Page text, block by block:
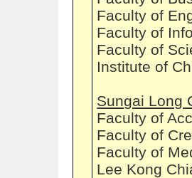
Faculty of
Faculty of
Faculty of
Institute of
Sungai Long
Faculty of
Faculty of
Faculty of
Lee Kong